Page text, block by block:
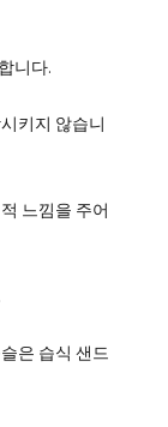
니다.
키지 않습니
느낌을 주어
은 습식 샌드